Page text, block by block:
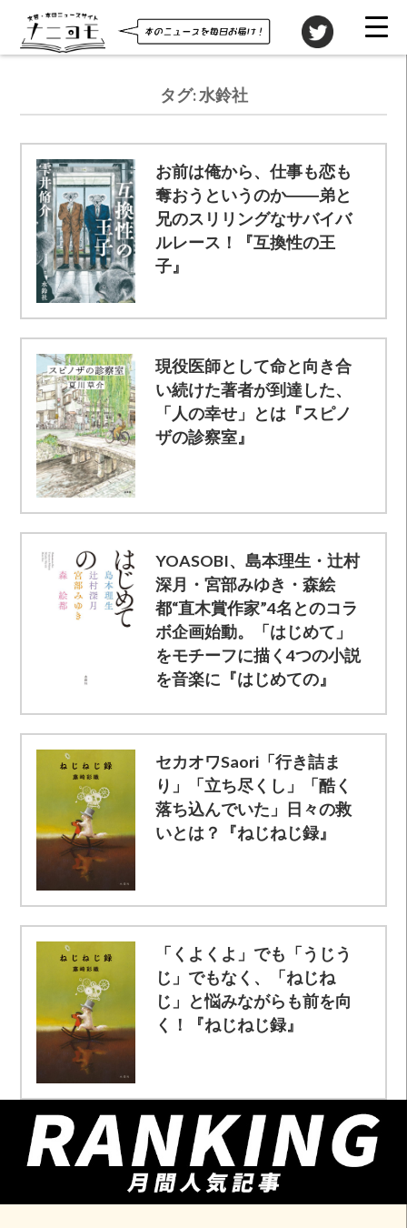
タグ:水鈴社
お前は俺から、仕事も恋も
奪おうというのか――弟と
兄のスリリングなサバイバ
ルレース！『互換性の王
子』
現役医師として命と向き合
い続けた著者が到達した、
「人の幸せ」とは『スピノ
ザの診察室』
YOASOBI、島本理生・辻村
深月・宮部みゆき・森絵
都“直木賞作家”4名とのコラ
ボ企画始動。「はじめて」
をモチーフに描く4つの小説
を音楽に『はじめての』
セカオワSaori「行き詰ま
り」「立ち尽くし」「酷く
落ち込んでいた」日々の救
いとは？『ねじねじ録』
「くよくよ」でも「うじう
じ」でもなく、「ねじね
じ」と悩みながらも前を向
く！『ねじねじ録』